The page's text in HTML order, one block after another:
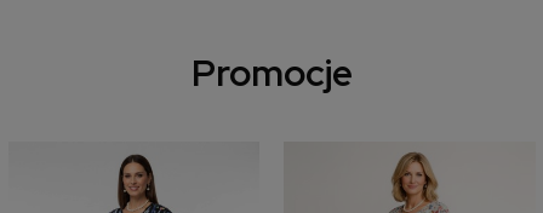
Promocje